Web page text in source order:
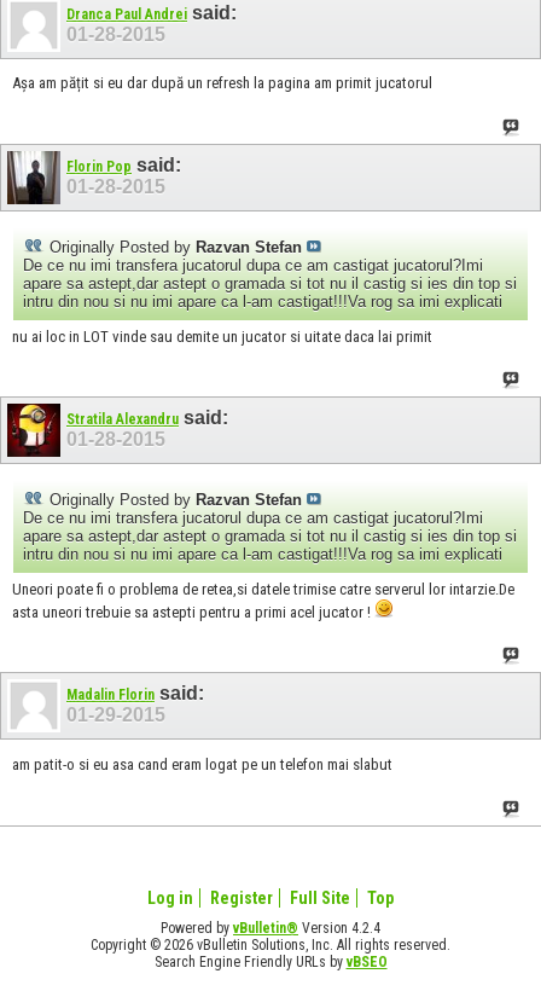
Dranca Paul Andrei said:
01-28-2015
Așa am pățit si eu dar după un refresh la pagina am primit jucatorul
Florin Pop said:
01-28-2015
Originally Posted by Razvan Stefan
De ce nu imi transfera jucatorul dupa ce am castigat jucatorul?Imi
apare sa astept,dar astept o gramada si tot nu il castig si ies din top si
intru din nou si nu imi apare ca l-am castigat!!!Va rog sa imi explicati
nu ai loc in LOT vinde sau demite un jucator si uitate daca lai primit
Stratila Alexandru said:
01-28-2015
Originally Posted by Razvan Stefan
De ce nu imi transfera jucatorul dupa ce am castigat jucatorul?Imi
apare sa astept,dar astept o gramada si tot nu il castig si ies din top si
intru din nou si nu imi apare ca l-am castigat!!!Va rog sa imi explicati
Uneori poate fi o problema de retea,si datele trimise catre serverul lor intarzie.De
asta uneori trebuie sa astepti pentru a primi acel jucator !
Madalin Florin said:
01-29-2015
am patit-o si eu asa cand eram logat pe un telefon mai slabut
Log in Register Full Site Top
Powered byvBulletin® Version 4.2.4
Copyright © 2026 vBulletin Solutions, Inc. All rights reserved.
Search Engine Friendly URLs byvBSEO